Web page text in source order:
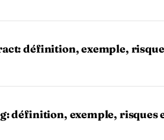
définition, exemple,
définition, exemple, risques